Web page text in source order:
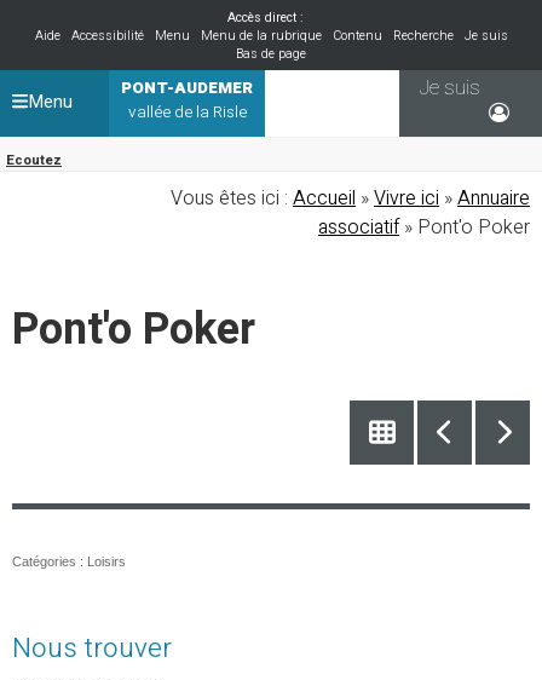
Accès direct :
Aide
Accessibilité Menu Menu de la rubrique Contenu Recherche
Je suis
Bas de page
PONT-AUDEMER
vallée de la Risle
Ecoutez
Je suis
Menu
Vous êtes ici : Accueil »Vivre ici »Annuaire
associatif» Pont'o Poker
Pont'o Poker
Catégories : Loisirs
Nous trouver